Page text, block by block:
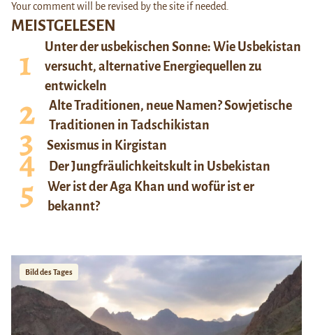
MEISTGELESEN
Unter der usbekischen Sonne: Wie Usbekistan
versucht, alternative Energiequellen zu
entwickeln
Alte Traditionen, neue Namen? Sowjetische
Traditionen in Tadschikistan
Sexismus in Kirgistan
Der Jungfräulichkeitskult in Usbekistan
Wer ist der Aga Khan und wofür ist er
bekannt?
Bild des Tages
Your comment will be revised by the site if needed.